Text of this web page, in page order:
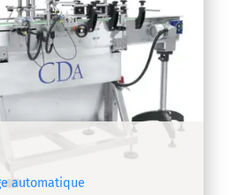
automatique